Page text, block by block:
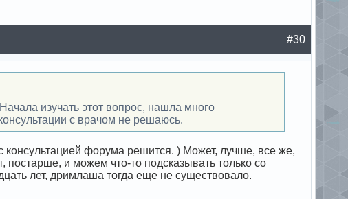
#30
изучать этот вопрос, нашла много
с врачом не решаюсь.
консультацией форума решится. ) Может, лучше, все же,
постарше, и можем что-то подсказывать только со
лет, дримлаша тогда еще не существовало.